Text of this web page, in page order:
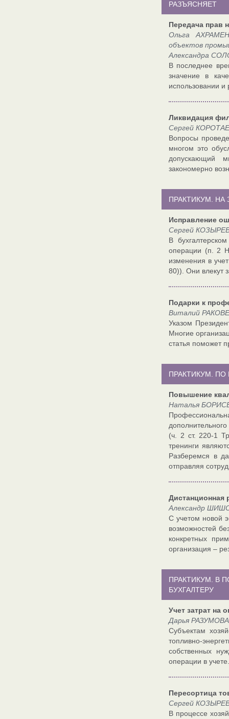
РАЗЪЯСНЯЕТ
Передача прав
Ольга
объектов
Александра
В последнее
значение в
использовании
Ликвидация
Сергей
Вопросы
многом это
допускающий
закономерно
ПРАКТИКУМ. НА
Исправление
Сергей
В
операции (п. 2
изменения в
80)). Они влекут
Подарки к
Виталий
Указом
Многие
статья поможет
ПРАКТИКУМ.
Повышение
Наталья
(ч. 2 ст. 220-1
тренинги
Разберемся в
отправляя
Дистанционная
Александр
С учетом новой
возможностей
конкретных
организация –
ПРАКТИКУМ. В
БУХГАЛТЕРУ
Учет затрат на
Дарья
Субъектам
топливно-
собственных
операции в учете.
Пересортица
Сергей
В процессе